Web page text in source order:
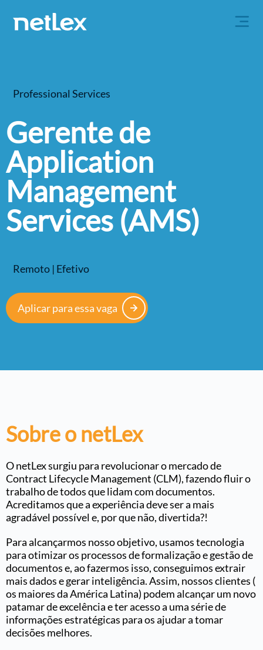
Professional Services
Gerente de
Application
Management
Services (AMS)
Remoto | Efetivo
Aplicar para essa vaga
Sobre o netLex
O netLex surgiu para revolucionar o mercado de
Contract Lifecycle Management (CLM), fazendo fluir o
trabalho de todos que lidam com documentos.
Acreditamos que a experiência deve ser a mais
agradável possível e, por que não, divertida?!
Para alcançarmos nosso objetivo, usamos tecnologia
para otimizar os processos de formalização e gestão de
documentos e, ao fazermos isso, conseguimos extrair
mais dados e gerar inteligência. Assim, nossos clientes (
os maiores da América Latina) podem alcançar um novo
patamar de excelência e ter acesso a uma série de
informações estratégicas para os ajudar a tomar
decisões melhores.